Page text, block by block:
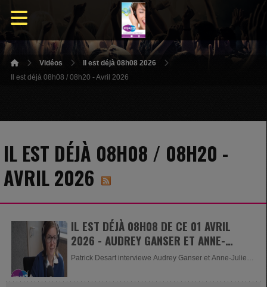
Vidéos
Il est déjà 08h08 2026
Il est déjà 08h08 / 08h20 - Avril 2026
IL EST DÉJÀ 08H08 / 08H20 -
AVRIL 2026
IL EST DÉJÀ 08H08 DE CE 01 AVRIL
2026 - AUDREY GANSER ET ANNE-
JULIE DONNAY
Patrick Desart interviewe Audrey Ganser et Anne-Julie